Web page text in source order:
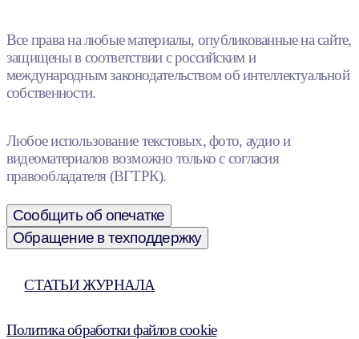
Все права на любые материалы, опубликованные на сайте,
защищены в соответствии с российским и
международным законодательством об интеллектуальной
собственности.
Любое использование текстовых, фото, аудио и
видеоматериалов возможно только с согласия
правообладателя (ВГТРК).
Сообщить об опечатке
Обращение в техподдержку
СТАТЬИ ЖУРНАЛА
Политика обработки файлов cookie